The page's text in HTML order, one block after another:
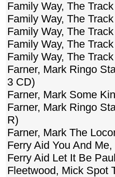
Family Way, The
Family Way, The
Family Way, The
Family Way, The
Family Way, The
Farner, Mark Ringo
3 CD)
Farner, Mark Some
Farner, Mark Ringo
R)
Farner, Mark The
Ferry Aid You And
Ferry Aid Let It Be
Fleetwood, Mick Spot